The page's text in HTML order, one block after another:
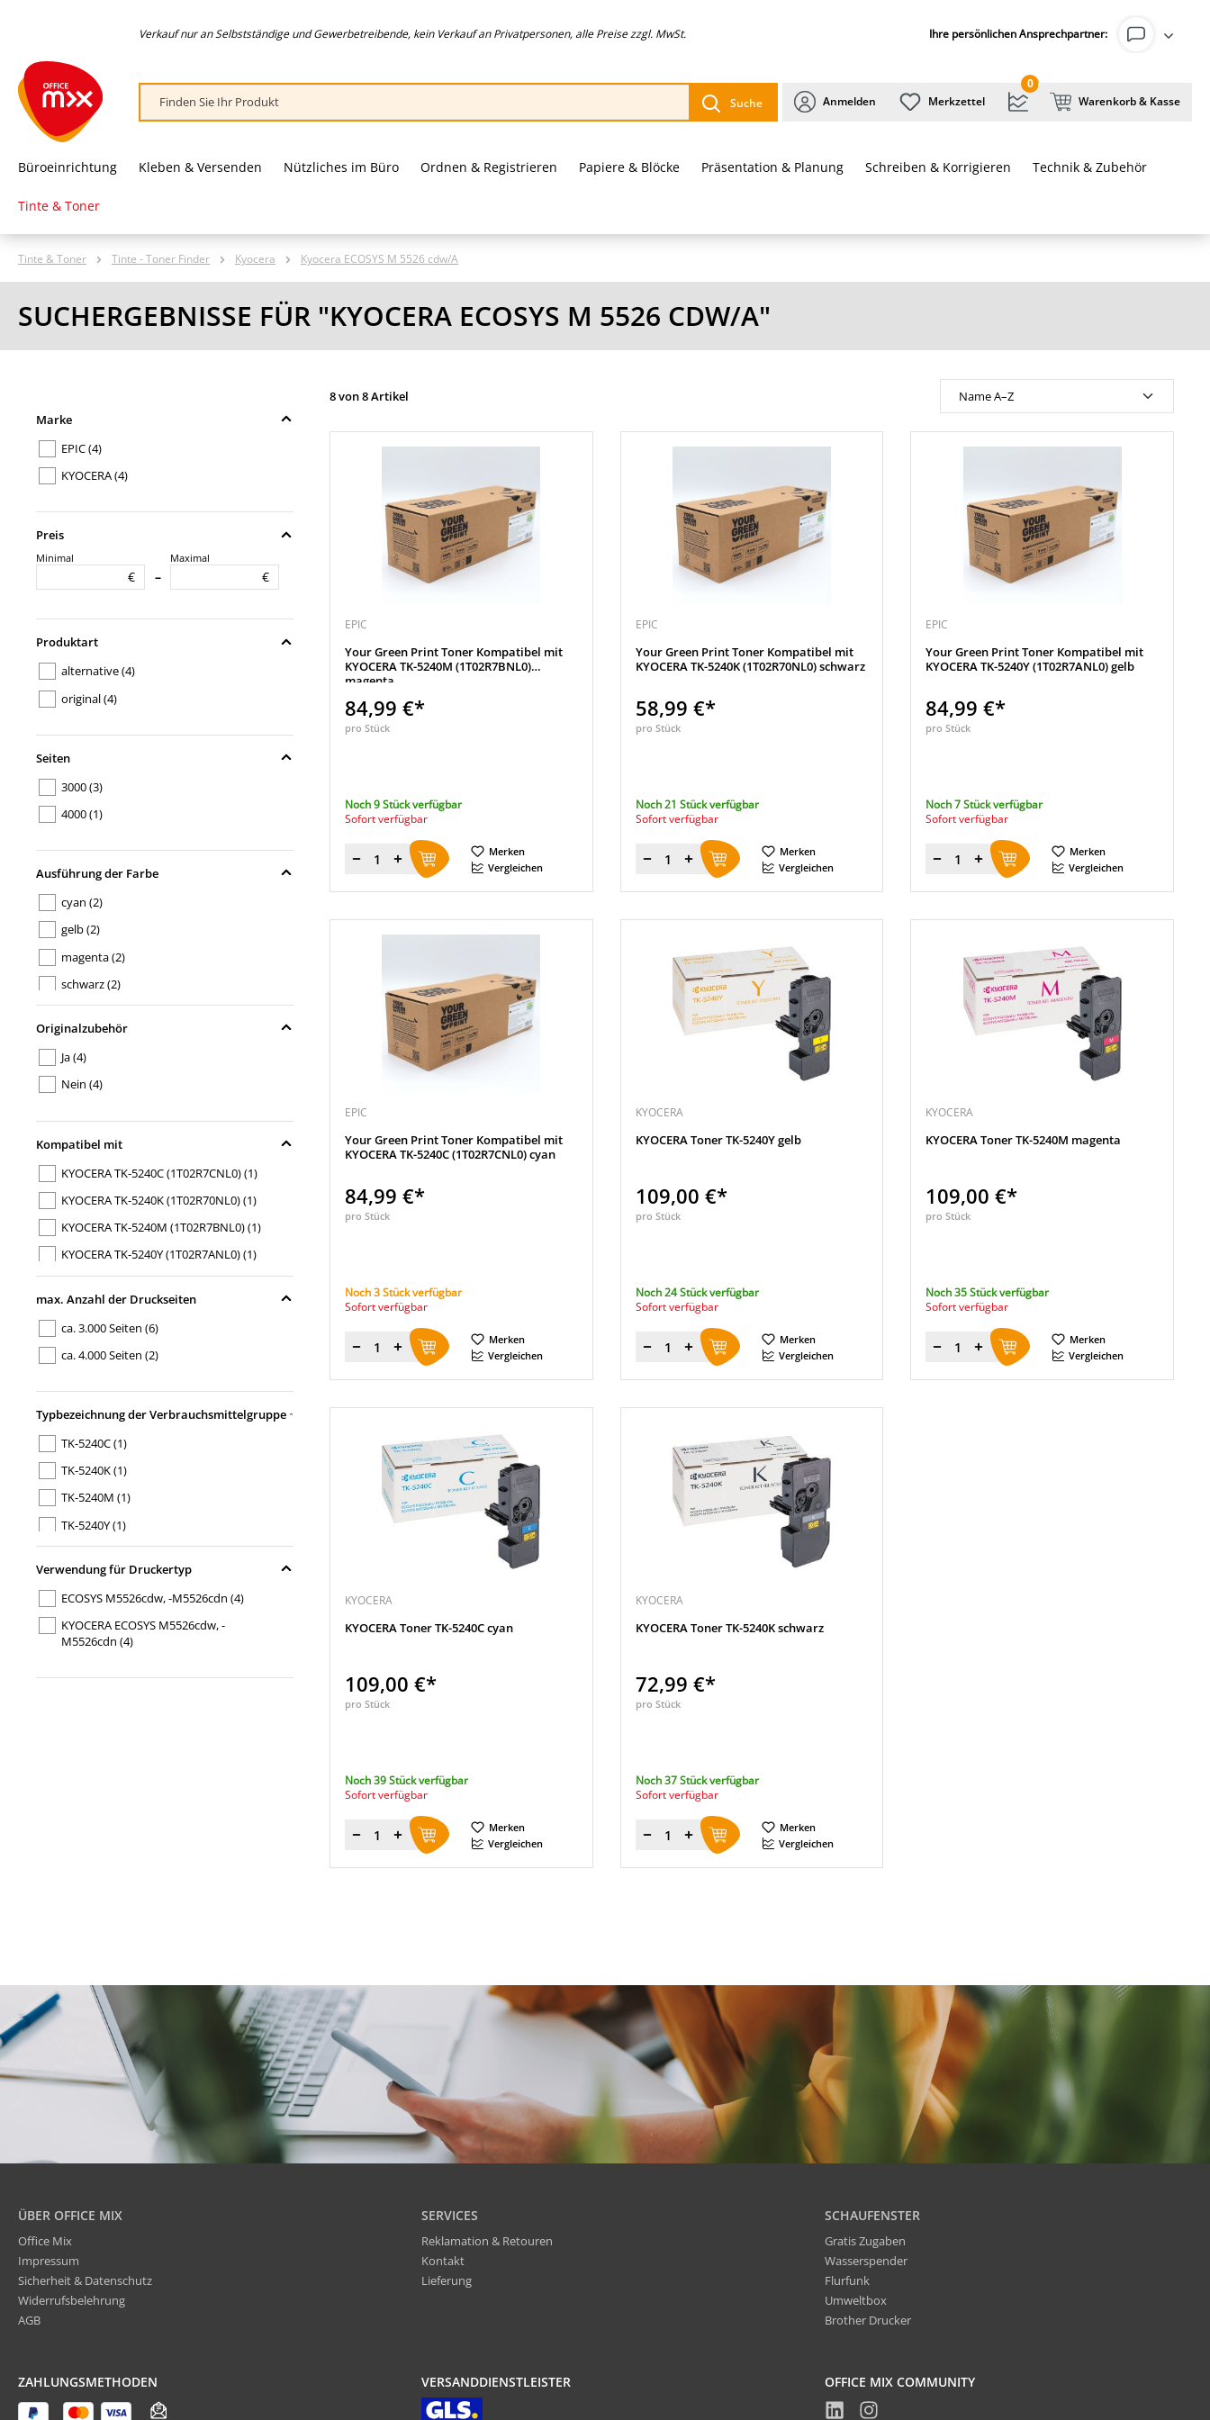
Verkauf nur an Selbstständige und Gewerbetreibende, kein Verkauf an Privatpersonen, alle Preise zzgl. MwSt. Ihre persönlichen Ansprechpartner:
Suche Anmelden Merkzettel
0
Warenkorb & Kasse
Büroeinrichtung Kleben & Versenden Nützliches im Büro Ordnen & Registrieren Papiere & Blöcke Präsentation & Planung Schreiben & Korrigieren Technik & Zubehör
Tinte & Toner
Tinte & Toner Tinte - Toner Finder Kyocera Kyocera ECOSYS M 5526 cdw/A
SUCHERGEBNISSE FÜR "KYOCERA ECOSYS M 5526 CDW/A"
Marke
EPIC(4)
KYOCERA(4)
Preis
Minimal
€ –
Maximal
€
Produktart
alternative(4)
original(4)
Seiten
3000(3)
4000(1)
Ausführung der Farbe
cyan (2)
gelb(2)
magenta(2)
schwarz(2)
Originalzubehör
Ja(4)
Nein (4)
Kompatibel mit
KYOCERA TK-5240C (1T02R7CNL0)(1)
KYOCERA TK-5240K (1T02R70NL0)(1)
KYOCERA TK-5240M (1T02R7BNL0)(1)
KYOCERA TK-5240Y (1T02R7ANL0)(1)
max. Anzahl der Druckseiten
ca. 3.000 Seiten (6)
ca. 4.000 Seiten (2)
Typbezeichnung der Verbrauchsmittelgruppe
TK-5240C(1)
TK-5240K(1)
TK-5240M (1)
TK-5240Y(1)
Verwendung für Druckertyp
ECOSYS M5526cdw, -M5526cdn (4)
KYOCERA ECOSYS M5526cdw, -
M5526cdn (4)
8 von 8 Artikel
EPIC
Your Green Print Toner Kompatibel mit
KYOCERA TK-5240M (1T02R7BNL0)
magenta
84,99 €*
pro Stück
Noch 9 Stück verfügbar
Sofort verfügbar
Menge
Merken
Vergleichen
EPIC
Your Green Print Toner Kompatibel mit
KYOCERA TK-5240K (1T02R70NL0) schwarz
58,99 €*
pro Stück
Noch 21 Stück verfügbar
Sofort verfügbar
Menge
Merken
Vergleichen
EPIC
Your Green Print Toner Kompatibel mit
KYOCERA TK-5240Y (1T02R7ANL0) gelb
84,99 €*
pro Stück
Noch 7 Stück verfügbar
Sofort verfügbar
Menge
Merken
Vergleichen
EPIC
Your Green Print Toner Kompatibel mit
KYOCERA TK-5240C (1T02R7CNL0) cyan
84,99 €*
pro Stück
Noch 3 Stück verfügbar
Sofort verfügbar
Menge
Merken
Vergleichen
KYOCERA
KYOCERA Toner TK-5240Y gelb
109,00 €*
pro Stück
Noch 24 Stück verfügbar
Sofort verfügbar
Menge
Merken
Vergleichen
KYOCERA
KYOCERA Toner TK-5240M magenta
109,00 €*
pro Stück
Noch 35 Stück verfügbar
Sofort verfügbar
Menge
Merken
Vergleichen
KYOCERA
KYOCERA Toner TK-5240C cyan
109,00 €*
pro Stück
Noch 39 Stück verfügbar
Sofort verfügbar
Menge
Merken
Vergleichen
KYOCERA
KYOCERA Toner TK-5240K schwarz
72,99 €*
pro Stück
Noch 37 Stück verfügbar
Sofort verfügbar
Menge
Merken
Vergleichen
ÜBER OFFICE MIX
Office Mix
Impressum
Sicherheit & Datenschutz
Widerrufsbelehrung
AGB
SERVICES
Reklamation & Retouren
Kontakt
Lieferung
SCHAUFENSTER
Gratis Zugaben
Wasserspender
Flurfunk
Umweltbox
Brother Drucker
ZAHLUNGSMETHODEN VERSANDDIENSTLEISTER OFFICE MIX COMMUNITY